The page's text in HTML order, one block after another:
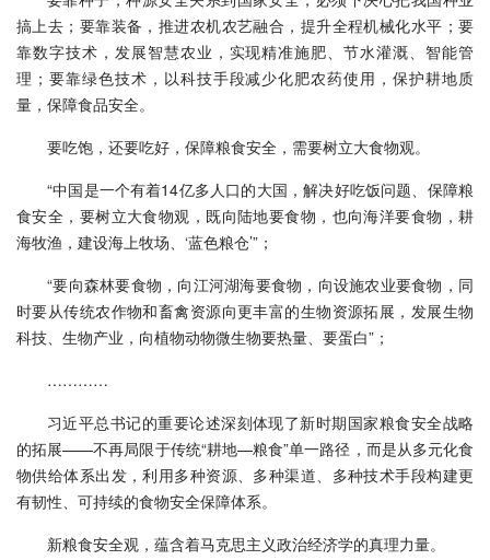
搞上去；要靠装备，推进农机农艺融合，提升全程机械化水平；要
靠数字技术，发展智慧农业，实现精准施肥、节水灌溉、智能管
理；要靠绿色技术，以科技手段减少化肥农药使用，保护耕地质
量，保障食品安全。
要吃饱，还要吃好，保障粮食安全，需要树立大食物观。
“中国是一个有着14亿多人口的大国，解决好吃饭问题、保障粮
食安全，要树立大食物观，既向陆地要食物，也向海洋要食物，耕
海牧渔，建设海上牧场、‘蓝色粮仓’”；
“要向森林要食物，向江河湖海要食物，向设施农业要食物，同
时要从传统农作物和畜禽资源向更丰富的生物资源拓展，发展生物
科技、生物产业，向植物动物微生物要热量、要蛋白”；
…………
习近平总书记的重要论述深刻体现了新时期国家粮食安全战略
的拓展——不再局限于传统“耕地—粮食”单一路径，而是从多元化食
物供给体系出发，利用多种资源、多种渠道、多种技术手段构建更
有韧性、可持续的食物安全保障体系。
新粮食安全观，蕴含着马克思主义政治经济学的真理力量。